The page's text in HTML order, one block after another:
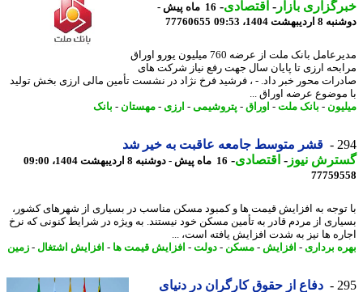
بازار- اقتصادی-
16 ماه پیش -
1404، 09:53
77760655
مدیرعامل بانک ملت از عرضه 760 میلیون یورو اوراق
ارزی تا پایان سال جهت رفع نیاز شرکت های
محور خبر داد. - ، فرشید فرخ نژاد در نشست تأمین مالی ارزی بخش تولید
عرضه اوراق ...
-بانک ملت -اوراق- پتروشیمی-ارزی - مهستان-بانک
قشر متوسط جامعه عاقبت به خیر شد
نیوز-اقتصادی-16 ماه پیش - دوشنبه 8 اردیبهشت 1404، 09:00
به افزایش قیمت ها و کمبود مسکن مناسب در بسیاری از شهرهای کشور،
از مردم قادر به تأمین مسکن خود نیستند. به ویژه در شرایط کنونی که نرخ
ها نیز به شدت افزایش یافته است، ...
برداری- افزایش -مسکن-دولت-افزایش قیمت ها- افزایش اشتغال-زمین
دفاع از حقوق کارگران در دنیای